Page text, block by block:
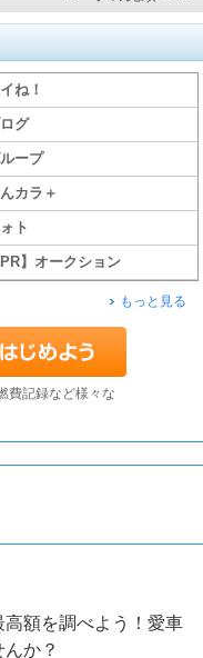
ね！
グ
ープ
カラ＋
ト
PR】オークション
もっと見る
費記録など様々な
額を調べよう！愛車
か？